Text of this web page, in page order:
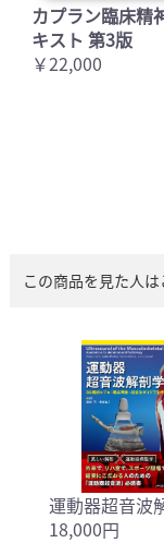
カプラン臨床精
キスト 第3版
￥22,000
この商品を見た人
運動器超音波
18,000円